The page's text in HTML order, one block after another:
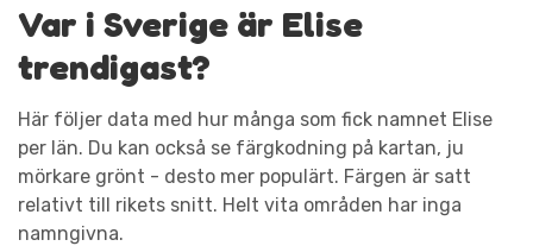
Var i Sverige är Elise
trendigast?
Här följer data med hur många som fick namnet Elise
per län. Du kan också se färgkodning på kartan, ju
mörkare grönt - desto mer populärt. Färgen är satt
relativt till rikets snitt. Helt vita områden har inga
namngivna.